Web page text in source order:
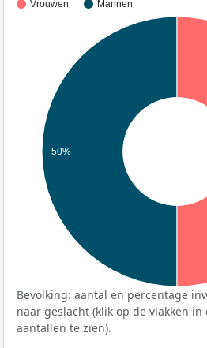
Vrouwen Mannen
50%
Bevolking: aantal en percentage
naar geslacht (klik op de vlakken
aantallen te zien).